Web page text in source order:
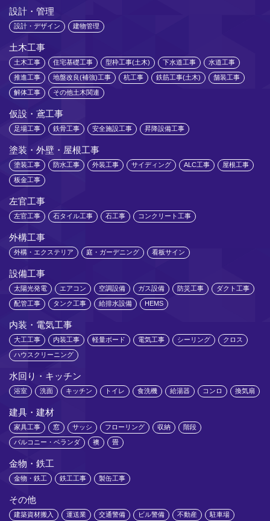
設計・管理
設計・デザイン 建物管理
土木工事
土木工事 住宅基礎工事 型枠工事(土木) 下水道工事 水道工事
推進工事 地盤改良(補強)工事 杭工事 鉄筋工事(土木) 舗装工事
解体工事 その他土木関連
仮設・鳶工事
足場工事 鉄骨工事 安全施設工事 昇降設備工事
塗装・外壁・屋根工事
塗装工事 防水工事 外装工事 サイディング ALC工事 屋根工事
板金工事
左官工事
左官工事 石タイル工事 石工事 コンクリート工事
外構工事
外構・エクステリア 庭・ガーデニング 看板サイン
設備工事
太陽光発電 エアコン 空調設備 ガス設備 防災工事 ダクト工事
配管工事 タンク工事 給排水設備 HEMS
内装・電気工事
大工工事 内装工事 軽量ボード 電気工事 シーリング クロス
ハウスクリーニング
水回り・キッチン
浴室 洗面 キッチン トイレ 食洗機 給湯器 コンロ 換気扇
建具・建材
家具工事 窓 サッシ フローリング 収納 階段
バルコニー・ベランダ 襖 畳
金物・鉄工
金物・鉄工 鉄工工事 製缶工事
その他
建築資材搬入 運送業 交通警備 ビル警備 不動産 駐車場